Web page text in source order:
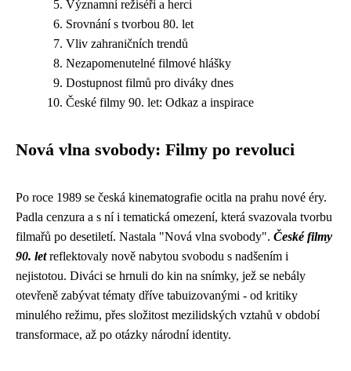
Významní režiséři a herci
Srovnání s tvorbou 80. let
Vliv zahraničních trendů
Nezapomenutelné filmové hlášky
Dostupnost filmů pro diváky dnes
České filmy 90. let: Odkaz a inspirace
Nová vlna svobody: Filmy po revoluci
Po roce 1989 se česká kinematografie ocitla na prahu nové éry.
Padla cenzura a s ní i tematická omezení, která svazovala tvorbu
filmařů po desetiletí. Nastala "Nová vlna svobody". České filmy
90. letreflektovaly nově nabytou svobodu s nadšením i
nejistotou. Diváci se hrnuli do kin na snímky, jež se nebály
otevřeně zabývat tématy dříve tabuizovanými - od kritiky
minulého režimu, přes složitost mezilidských vztahů v období
transformace, až po otázky národní identity.